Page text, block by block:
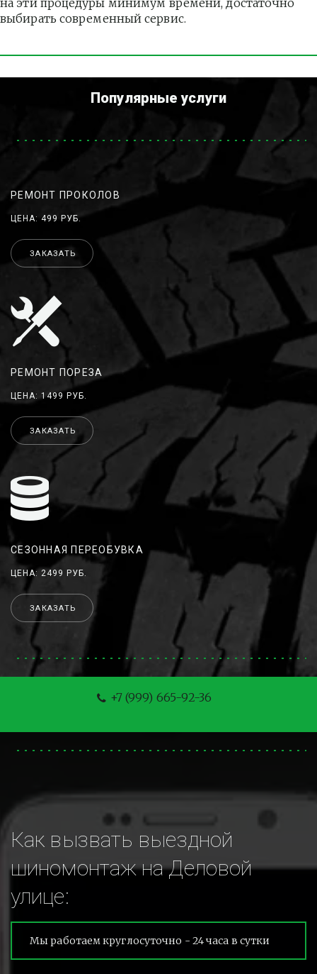
на эти процедуры минимум времени, достаточно
выбирать современный сервис.
Популярные услуги
РЕМОНТ ПРОКОЛОВ
ЦЕНА: 499 РУБ.
ЗАКАЗАТЬ
РЕМОНТ ПОРЕЗА
ЦЕНА: 1499 РУБ.
ЗАКАЗАТЬ
СЕЗОННАЯ ПЕРЕОБУВКА
ЦЕНА: 2499 РУБ.
ЗАКАЗАТЬ
+7 (999) 665-92-36
Как вызвать выездной
шиномонтаж на Деловой
улице:
Мы работаем круглосуточно - 24 часа в сутки